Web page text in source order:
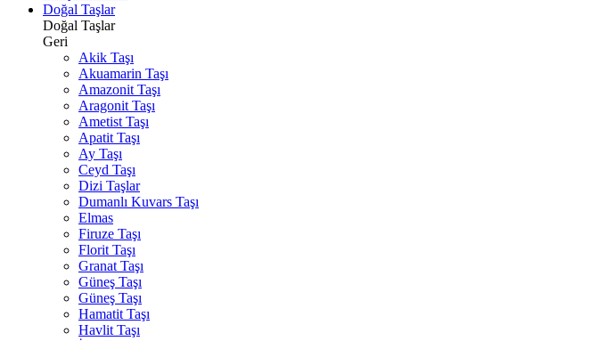
Doğal Taşlar
Doğal Taşlar
Geri
Akik Taşı
Akuamarin Taşı
Amazonit Taşı
Aragonit Taşı
Ametist Taşı
Apatit Taşı
Ay Taşı
Ceyd Taşı
Dizi Taşlar
Dumanlı Kuvars Taşı
Elmas
Firuze Taşı
Florit Taşı
Granat Taşı
Güneş Taşı
Güneş Taşı
Hamatit Taşı
Havlit Taşı